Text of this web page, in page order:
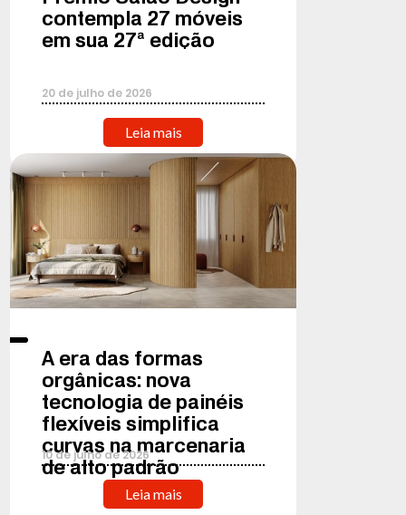
contempla 27 móveis
em sua 27ª edição
20 de julho de 2026
Leia mais
A era das formas
orgânicas: nova
tecnologia de painéis
flexíveis simplifica
curvas na marcenaria
de alto padrão
10de julho de2026
Leia mais